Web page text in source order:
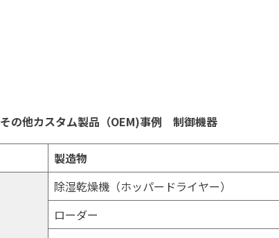
その他カスタム製品（OEM)事例 制御機器
製造物
除湿乾燥機（ホッパードライヤー）
ローダー